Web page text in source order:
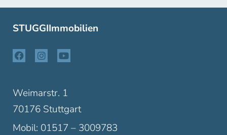
STUGGIImmobilien
Weimarstr. 1
70176 Stuttgart
Mobil: 01517 – 3009783